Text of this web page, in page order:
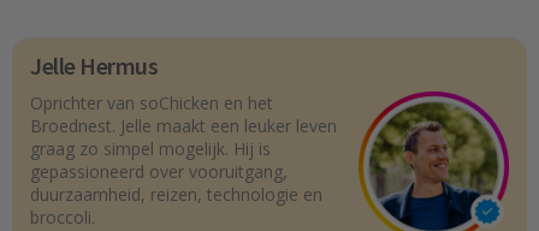
Jelle Hermus
Oprichter van soChicken en het
Broednest. Jelle maakt een leuker leven
graag zo simpel mogelijk. Hij is
gepassioneerd over vooruitgang,
duurzaamheid, reizen, technologie en
broccoli.